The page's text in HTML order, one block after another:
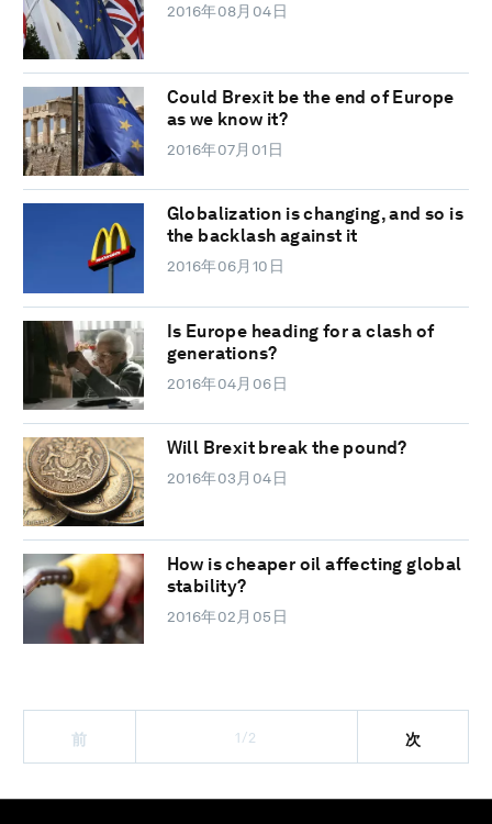
2016年08月04日
Could Brexit be the end of Europe
as we know it?
2016年07月01日
Globalization is changing, and so is
the backlash against it
2016年06月10日
Is Europe heading for a clash of
generations?
2016年04月06日
Will Brexit break the pound?
2016年03月04日
How is cheaper oil affecting global
stability?
2016年02月05日
前 1/2 次